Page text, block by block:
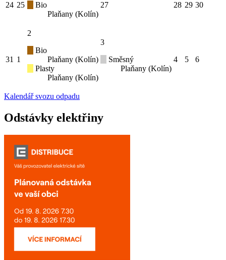
24 25
Bio
Plaňany (Kolín)
27 28 29 30
31 1
2
Bio
Plaňany (Kolín)
Plasty
Plaňany (Kolín)
3
Směsný
Plaňany (Kolín)
4 5 6
Kalendář svozu odpadu
Odstávky elektřiny